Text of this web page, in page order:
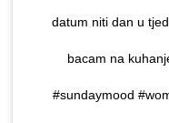
datum niti dan u
bacam na
#sundaymood